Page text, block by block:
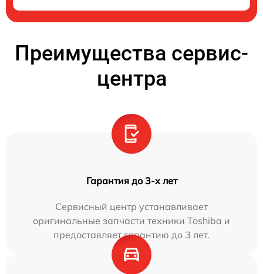
Преимущества сервис-
центра
Гарантия до 3-х лет
Сервисный центр устанавливает
оригинальные запчасти техники Toshiba и
предоставляет гарантию до 3 лет.